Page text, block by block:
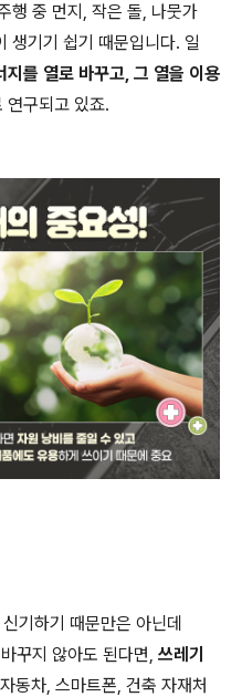
행 중 먼지, 작은 돌, 나뭇가
생기기 쉽기 때문입니다. 일
지를 열로 바꾸고, 그 열을 이용
연구되고 있죠.
기하기 때문만은 아닌데
꾸지 않아도 된다면, 쓰레기
자동차, 스마트폰, 건축 자재처